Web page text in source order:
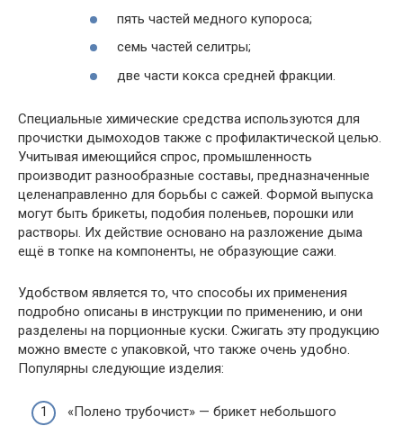
пять частей медного купороса;
семь частей селитры;
две части кокса средней фракции.
Специальные химические средства используются для
прочистки дымоходов также с профилактической целью.
Учитывая имеющийся спрос, промышленность
производит разнообразные составы, предназначенные
целенаправленно для борьбы с сажей. Формой выпуска
могут быть брикеты, подобия поленьев, порошки или
растворы. Их действие основано на разложение дыма
ещё в топке на компоненты, не образующие сажи.
Удобством является то, что способы их применения
подробно описаны в инструкции по применению, и они
разделены на порционные куски. Сжигать эту продукцию
можно вместе с упаковкой, что также очень удобно.
Популярны следующие изделия:
«Полено трубочист» — брикет небольшого